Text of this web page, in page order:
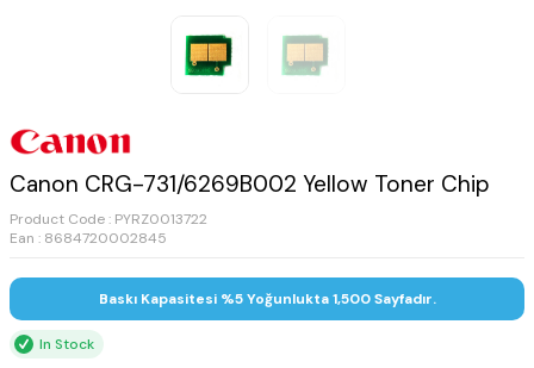
Canon CRG-731/6269B002 Yellow Toner Chip
Product Code : PYRZ0013722
Ean : 8684720002845
Baskı Kapasitesi %5 Yoğunlukta 1,500 Sayfadır.
In Stock